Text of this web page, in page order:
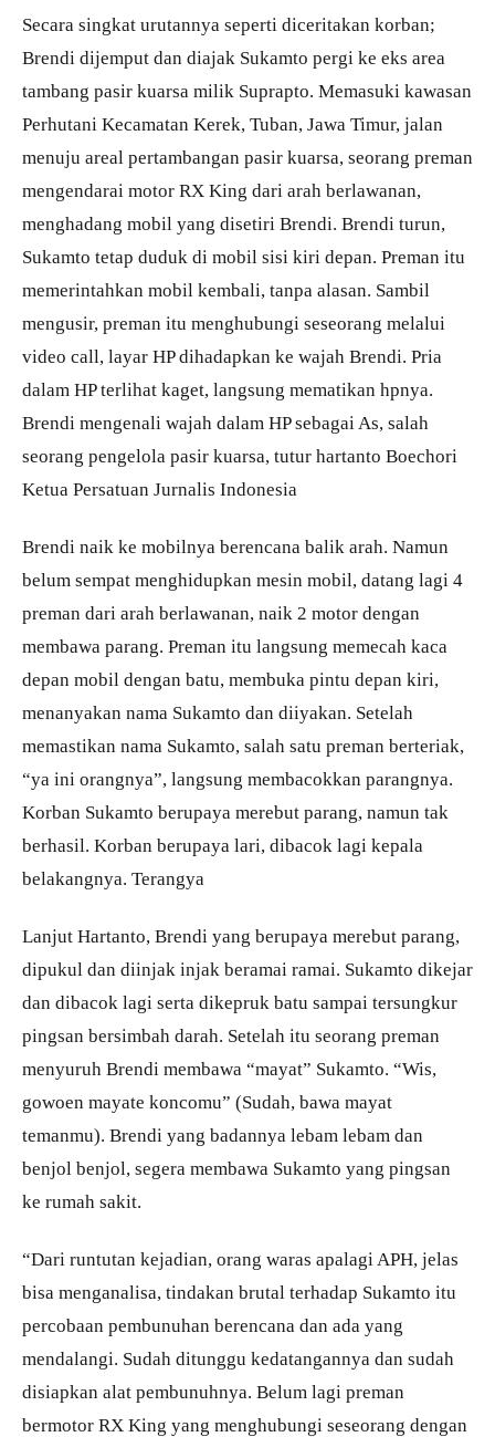
Secara singkat urutannya seperti diceritakan korban;
Brendi dijemput dan diajak Sukamto pergi ke eks area
tambang pasir kuarsa milik Suprapto. Memasuki kawasan
Perhutani Kecamatan Kerek, Tuban, Jawa Timur, jalan
menuju areal pertambangan pasir kuarsa, seorang preman
mengendarai motor RX King dari arah berlawanan,
menghadang mobil yang disetiri Brendi. Brendi turun,
Sukamto tetap duduk di mobil sisi kiri depan. Preman itu
memerintahkan mobil kembali, tanpa alasan. Sambil
mengusir, preman itu menghubungi seseorang melalui
video call, layar HP dihadapkan ke wajah Brendi. Pria
dalam HP terlihat kaget, langsung mematikan hpnya.
Brendi mengenali wajah dalam HP sebagai As, salah
seorang pengelola pasir kuarsa, tutur hartanto Boechori
Ketua Persatuan Jurnalis Indonesia
Brendi naik ke mobilnya berencana balik arah. Namun
belum sempat menghidupkan mesin mobil, datang lagi 4
preman dari arah berlawanan, naik 2 motor dengan
membawa parang. Preman itu langsung memecah kaca
depan mobil dengan batu, membuka pintu depan kiri,
menanyakan nama Sukamto dan diiyakan. Setelah
memastikan nama Sukamto, salah satu preman berteriak,
“ya ini orangnya”, langsung membacokkan parangnya.
Korban Sukamto berupaya merebut parang, namun tak
berhasil. Korban berupaya lari, dibacok lagi kepala
belakangnya. Terangya
Lanjut Hartanto, Brendi yang berupaya merebut parang,
dipukul dan diinjak injak beramai ramai. Sukamto dikejar
dan dibacok lagi serta dikepruk batu sampai tersungkur
pingsan bersimbah darah. Setelah itu seorang preman
menyuruh Brendi membawa “mayat” Sukamto. “Wis,
gowoen mayate koncomu” (Sudah, bawa mayat
temanmu). Brendi yang badannya lebam lebam dan
benjol benjol, segera membawa Sukamto yang pingsan
ke rumah sakit.
“Dari runtutan kejadian, orang waras apalagi APH, jelas
bisa menganalisa, tindakan brutal terhadap Sukamto itu
percobaan pembunuhan berencana dan ada yang
mendalangi. Sudah ditunggu kedatangannya dan sudah
disiapkan alat pembunuhnya. Belum lagi preman
bermotor RX King yang menghubungi seseorang dengan